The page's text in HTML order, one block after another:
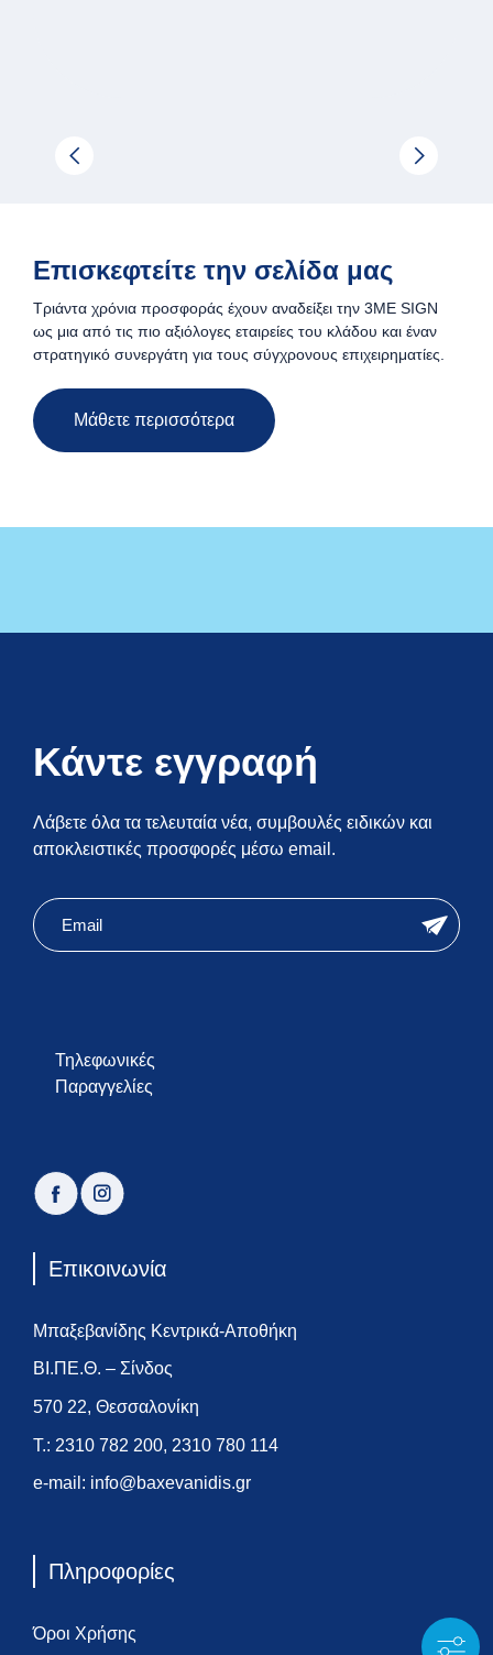
Επισκεφτείτε την σελίδα μας
Τριάντα χρόνια προσφοράς έχουν αναδείξει την 3ΜΕ SIGN
ως μια από τις πιο αξιόλογες εταιρείες του κλάδου και έναν
στρατηγικό συνεργάτη για τους σύγχρονους επιχειρηματίες.
Μάθετε περισσότερα
Κάντε εγγραφή
Λάβετε όλα τα τελευταία νέα, συμβουλές ειδικών και
αποκλειστικές προσφορές μέσω email.
mc
email
newsletter
Τηλεφωνικές
Παραγγελίες
facebookinstagram
Επικοινωνία
Μπαξεβανίδης Κεντρικά-Αποθήκη
ΒΙ.ΠΕ.Θ. – Σίνδος
570 22, Θεσσαλονίκη
Τ.: 2310 782 200, 2310 780 114
e-mail: info@baxevanidis.gr
Πληροφορίες
Όροι Χρήσης